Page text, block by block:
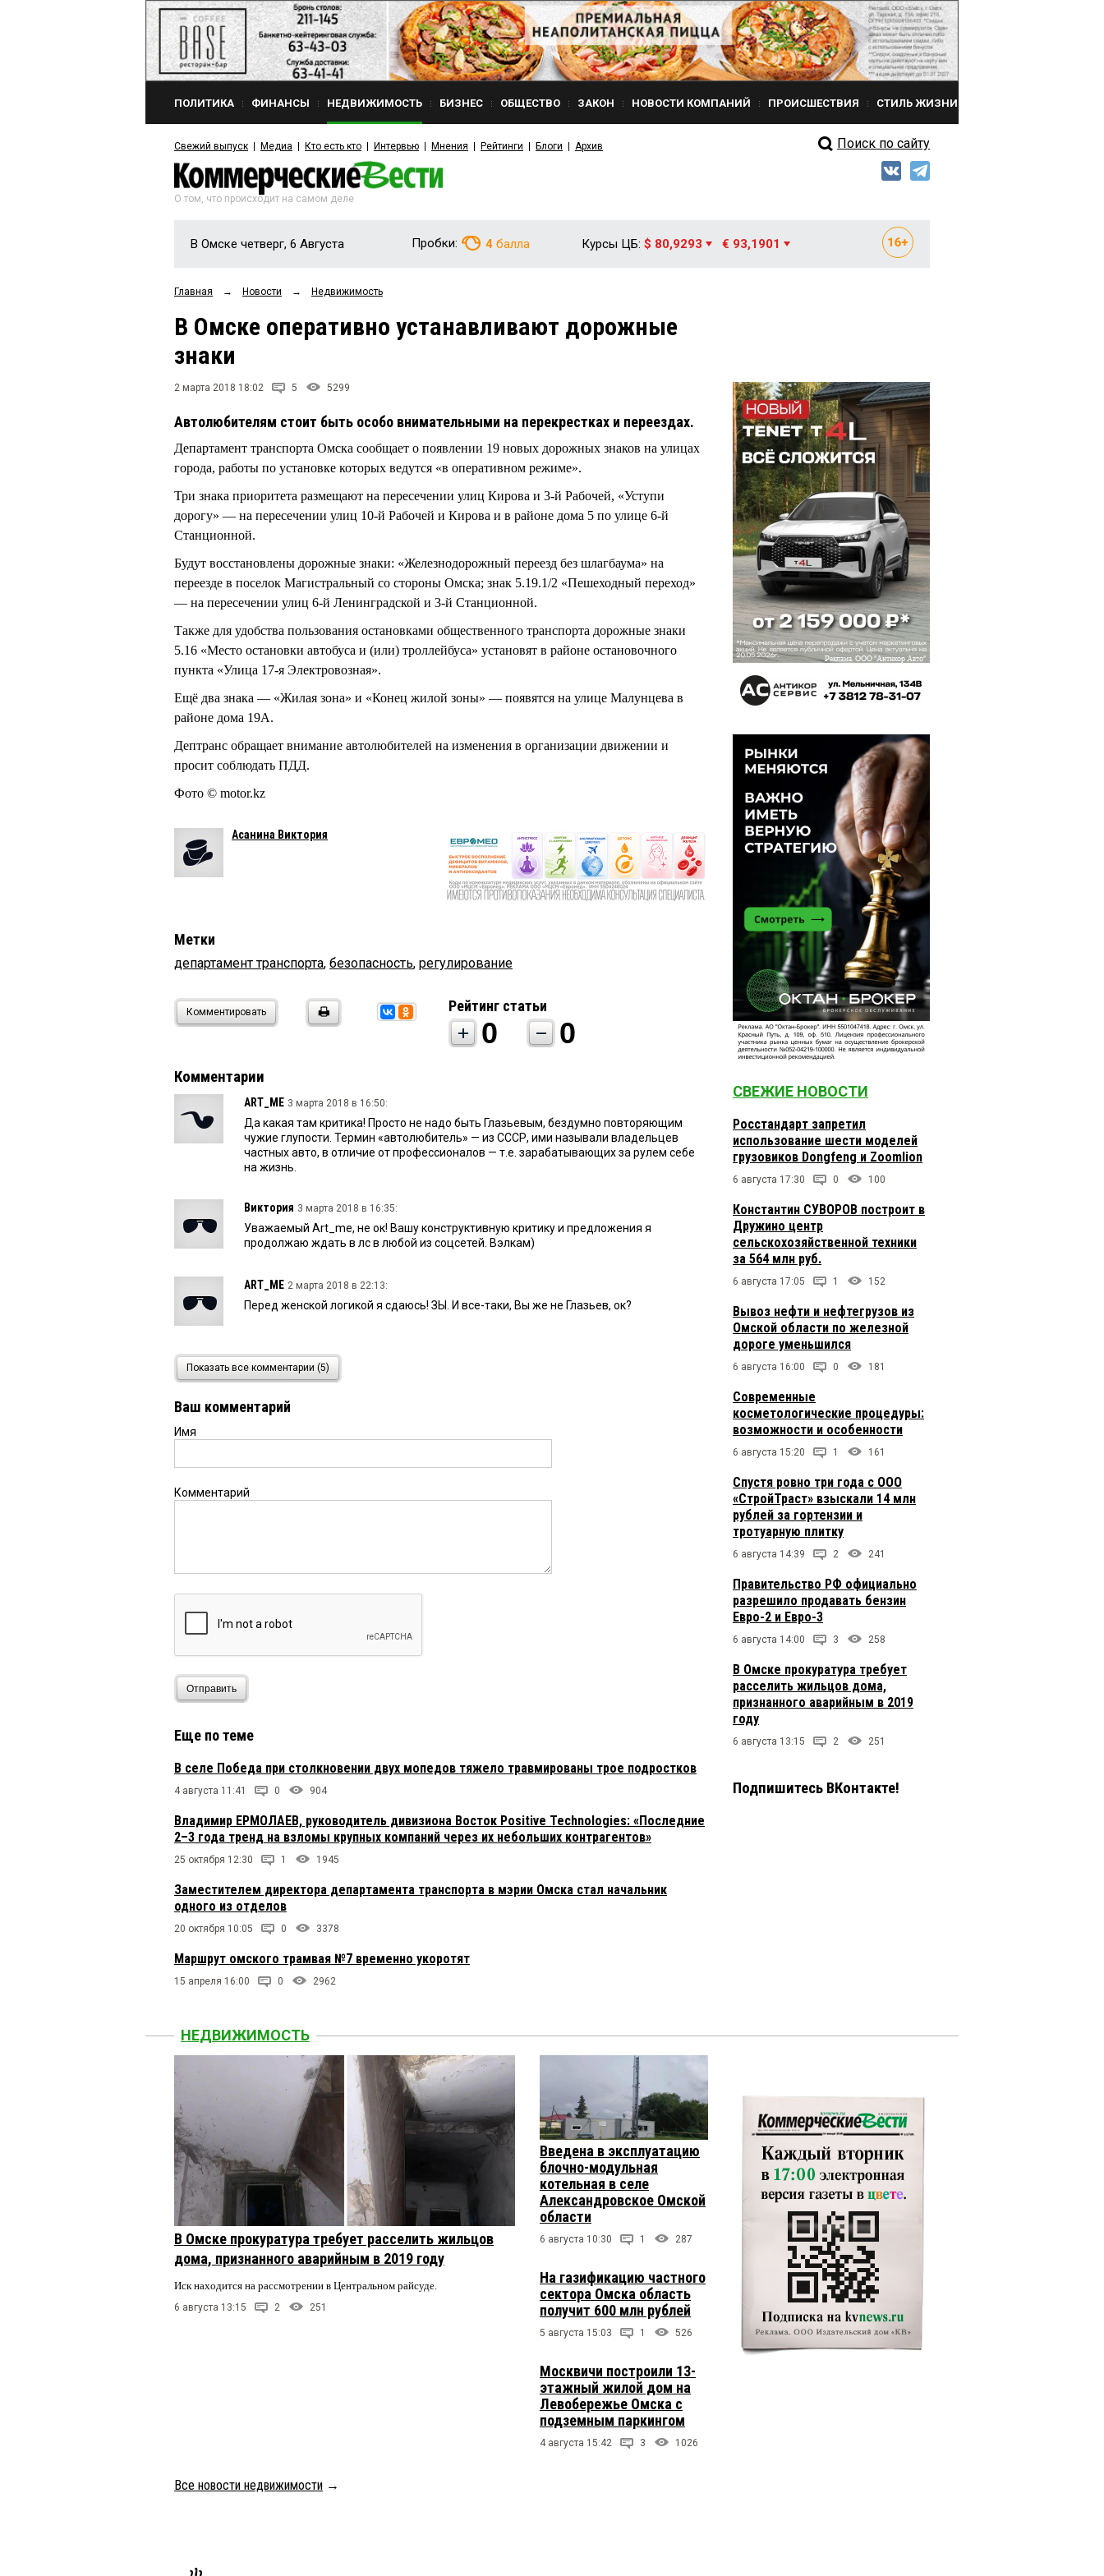
ПОЛИТИКА ФИНАНСЫ НЕДВИЖИМОСТЬ БИЗНЕС ОБЩЕСТВО ЗАКОН НОВОСТИ КОМПАНИЙ ПРОИСШЕСТВИЯ СТИЛЬ ЖИЗНИ
Свежий выпуск Медиа Кто есть кто Интервью Мнения Рейтинги Блоги Архив Поиск по сайту
О том, что происходит на самом деле
В Омске четверг, 6 Августа Пробки: 4 балла Курсы ЦБ: $ 80,9293 € 93,1901
Главная → Новости → Недвижимость
В Омске оперативно устанавливают дорожные
знаки
2 марта 2018 18:02 5 5299
Автолюбителям стоит быть особо внимательными на перекрестках и переездах.
Департамент транспорта Омска сообщает о появлении 19 новых дорожных знаков на улицах
города, работы по установке которых ведутся «в оперативном режиме».
Три знака приоритета размещают на пересечении улиц Кирова и 3-й Рабочей, «Уступи
дорогу» — на пересечении улиц 10-й Рабочей и Кирова и в районе дома 5 по улице 6-й
Станционной.
Будут восстановлены дорожные знаки: «Железнодорожный переезд без шлагбаума» на
переезде в поселок Магистральный со стороны Омска; знак 5.19.1/2 «Пешеходный переход»
— на пересечении улиц 6-й Ленинградской и 3-й Станционной.
Также для удобства пользования остановками общественного транспорта дорожные знаки
5.16 «Место остановки автобуса и (или) троллейбуса» установят в районе остановочного
пункта «Улица 17-я Электровозная».
Ещё два знака — «Жилая зона» и «Конец жилой зоны» — появятся на улице Малунцева в
районе дома 19А.
Дептранс обращает внимание автолюбителей на изменения в организации движении и
просит соблюдать ПДД.
Фото © motor.kz
Асанина Виктория
Метки
департамент транспорта, безопасность, регулирование
Комментировать Рейтинг статьи
0 0
Комментарии
ART_ME 3 марта 2018 в 16:50:
Да какая там критика! Просто не надо быть Глазьевым, бездумно повторяющим
чужие глупости. Термин «автолюбитель» — из СССР, ими называли владельцев
частных авто, в отличие от профессионалов — т.е. зарабатывающих за рулем себе
на жизнь.
Виктория 3 марта 2018 в 16:35:
Уважаемый Art_me, не ок! Вашу конструктивную критику и предложения я
продолжаю ждать в лс в любой из соцсетей. Вэлкам)
ART_ME 2 марта 2018 в 22:13:
Перед женской логикой я сдаюсь! ЗЫ. И все-таки, Вы же не Глазьев, ок?
Виктория 2 марта 2018 в 22:09:
Уважаемый Art_me, автолюбитель — это человек, управляющий автомобилем)
ART_ME 2 марта 2018 в 18:22:
Показать все комментарии (5)
Ваш комментарий
Имя
Комментарий
Отправить
Еще по теме
В селе Победа при столкновении двух мопедов тяжело травмированы трое подростков
4 августа 11:41 0 904
Владимир ЕРМОЛАЕВ, руководитель дивизиона Восток Positive Technologies: «Последние
2–3 года тренд на взломы крупных компаний через их небольших контрагентов»
25 октября 12:30 1 1945
Заместителем директора департамента транспорта в мэрии Омска стал начальник
одного из отделов
20 октября 10:05 0 3378
Маршрут омского трамвая №7 временно укоротят
15 апреля 16:00 0 2962
СВЕЖИЕ НОВОСТИ
Росстандарт запретил
использование шести моделей
грузовиков Dongfeng и Zoomlion
6 августа 17:30 0 100
Константин СУВОРОВ построит в
Дружино центр
сельскохозяйственной техники
за 564 млн руб.
6 августа 17:05 1 152
Вывоз нефти и нефтегрузов из
Омской области по железной
дороге уменьшился
6 августа 16:00 0 181
Современные
косметологические процедуры:
возможности и особенности
6 августа 15:20 1 161
Спустя ровно три года с ООО
«СтройТраст» взыскали 14 млн
рублей за гортензии и
тротуарную плитку
6 августа 14:39 2 241
Правительство РФ официально
разрешило продавать бензин
Евро-2 и Евро-3
6 августа 14:00 3 258
В Омске прокуратура требует
расселить жильцов дома,
признанного аварийным в 2019
году
6 августа 13:15 2 251
Подпишитесь ВКонтакте!
НЕДВИЖИМОСТЬ
В Омске прокуратура требует расселить жильцов
дома, признанного аварийным в 2019 году
Иск находится на рассмотрении в Центральном райсуде.
6 августа 13:15 2 251
Введена в эксплуатацию
блочно-модульная
котельная в селе
Александровское Омской
области
6 августа 10:30 1 287
На газификацию частного
сектора Омска область
получит 600 млн рублей
5 августа 15:03 1 526
Москвичи построили 13-
этажный жилой дом на
Левобережье Омска с
подземным паркингом
4 августа 15:42 3 1026
Все новости недвижимости →